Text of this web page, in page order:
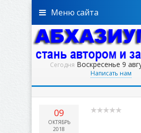
Сегодня Воскресенье 9
Написать нам
Меню сайта
09
ОКТЯБРЬ
2018